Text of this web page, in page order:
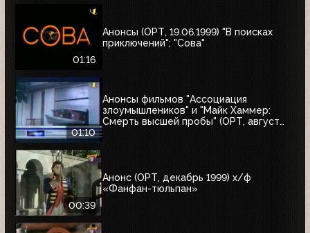
01:16
Анонсы (ОРТ, 19.06.1999) "В поисках
приключений"; "Сова"
01:10
Анонсы фильмов "Ассоциация
злоумышлеников" и "Майк Хаммер:
Смерть высшей пробы" (ОРТ, август
00:39
Анонс (ОРТ, декабрь 1999) х/ф
«Фанфан-тюльпан»